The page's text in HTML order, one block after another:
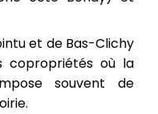
et de Bas-Clichy
copropriétés où la
souvent de